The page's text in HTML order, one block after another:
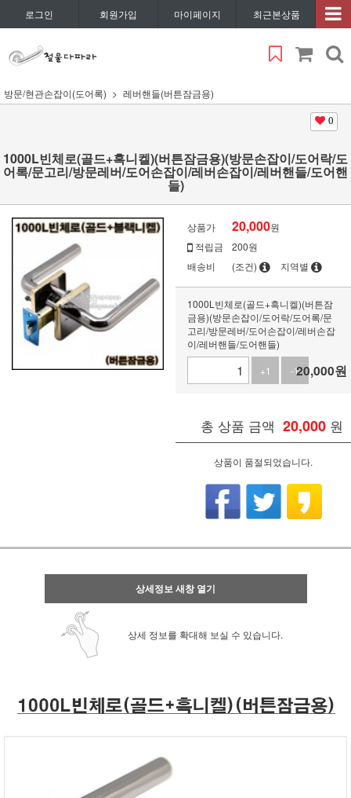
로그인 회원가입 마이페이지 최근본상품
방문/현관손잡이(도어록) 레버핸들(버튼잠금용)
0
1000L빈체로(골드+흑니켈)(버튼잠금용)(방문손잡이/도어락/도
어록/문고리/방문레버/도어손잡이/레버손잡이/레버핸들/도어핸
들)
상품가 20,000원
적립금
200원
배송비
(조건) 지역별
1000L빈체로(골드+흑니켈)(버튼잠
금용)(방문손잡이/도어락/도어록/문
고리/방문레버/도어손잡이/레버손잡
이/레버핸들/도어핸들)
+1
-120,000원
총 상품 금액 20,000 원
상품이 품절되었습니다.
상세정보 새창 열기
상세 정보를 확대해 보실 수 있습니다.